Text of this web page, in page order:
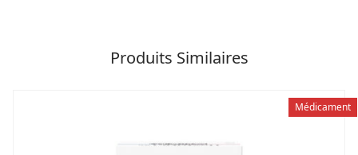
Produits Similaires
Médicament